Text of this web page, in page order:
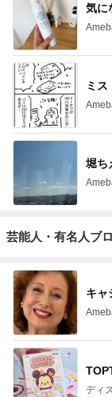
気に
ミ
堀ち
芸能人・有名人ブ
キャ
ディ